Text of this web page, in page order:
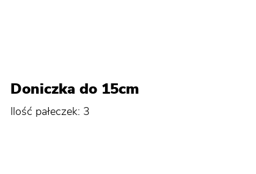
Doniczka do 15cm
Ilość pałeczek: 3